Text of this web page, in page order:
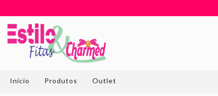
Início Produtos Outlet